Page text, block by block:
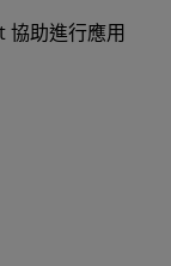
協助進行應用